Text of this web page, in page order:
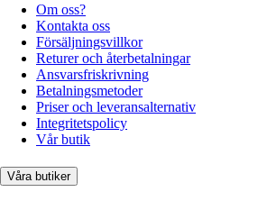
Om oss?
Kontakta oss
Försäljningsvillkor
Returer och återbetalningar
Ansvarsfriskrivning
Betalningsmetoder
Priser och leveransalternativ
Integritetspolicy
Vår butik
Våra butiker